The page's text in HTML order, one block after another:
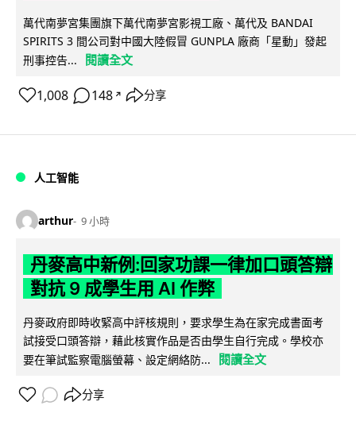
萬代南夢宮集團旗下萬代南夢宮影視工廠、萬代及 BANDAI
SPIRITS 3 間公司對中國大陸假冒 GUNPLA 廠商「星動」發起
刑事控告...
閱讀全文
1,008 148 ↗ 分享
人工智能
arthur 9 小時
丹麥高中新例:回家功課一律加口頭答辯
對抗 9 成學生用 AI 作弊
丹麥政府即時收緊高中評核規則，要求學生為在家完成書面考
試接受口頭答辯，藉此核實作品是否由學生自行完成。學校亦
要在筆試監察電腦螢幕、設定網絡防...
閱讀全文
分享